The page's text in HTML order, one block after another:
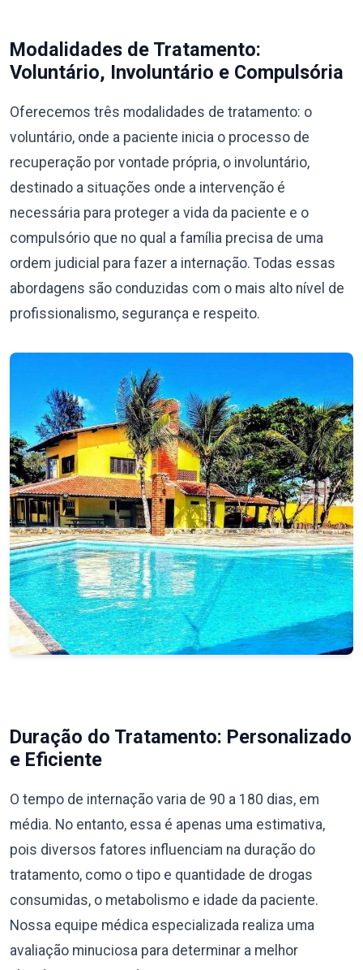
Modalidades de Tratamento:
Voluntário, Involuntário e Compulsória
Oferecemos três modalidades de tratamento: o
voluntário, onde a paciente inicia o processo de
recuperação por vontade própria, o involuntário,
destinado a situações onde a intervenção é
necessária para proteger a vida da paciente e o
compulsório que no qual a família precisa de uma
ordem judicial para fazer a internação. Todas essas
abordagens são conduzidas com o mais alto nível de
profissionalismo, segurança e respeito.
Duração do Tratamento: Personalizado
e Eficiente
O tempo de internação varia de 90 a 180 dias, em
média. No entanto, essa é apenas uma estimativa,
pois diversos fatores influenciam na duração do
tratamento, como o tipo e quantidade de drogas
consumidas, o metabolismo e idade da paciente.
Nossa equipe médica especializada realiza uma
avaliação minuciosa para determinar a melhor